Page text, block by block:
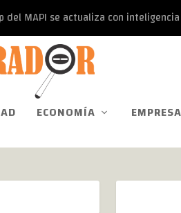
del MAPI se actualiza con
ECONOMÍA